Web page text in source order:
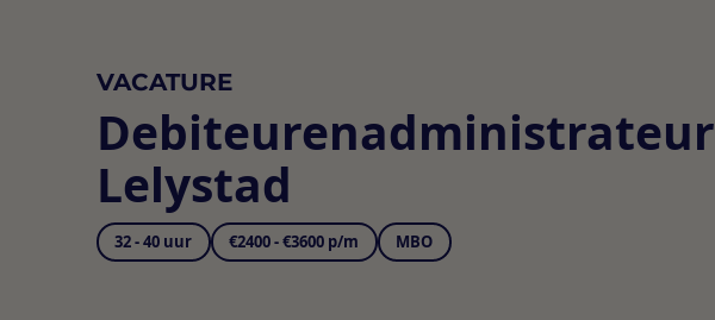
VACATURE
Debiteurenadministrateur
Lelystad
32 - 40 uur €2400 - €3600 p/m MBO